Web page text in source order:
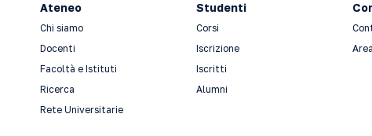
Ateneo
Chi siamo
Docenti
Facoltà e Istituti
Ricerca
Rete Universitarie
Studenti
Corsi
Iscrizione
Iscritti
Alumni